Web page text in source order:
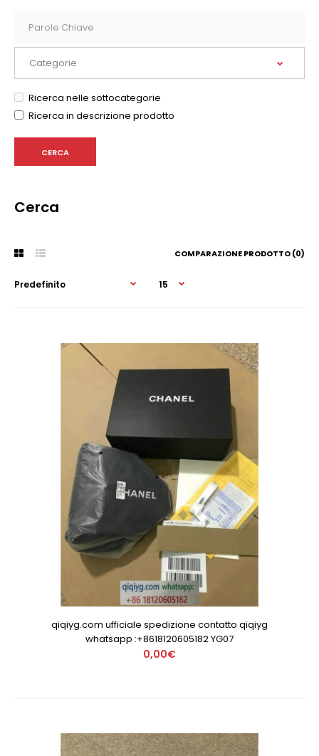
Ricerca nelle sottocategorie
Ricerca in descrizione prodotto
Cerca
COMPARAZIONE PRODOTTO (0)
qiqiyg.com ufficiale spedizione contatto qiqiyg
whatsapp :+8618120605182 YG07
0,00€